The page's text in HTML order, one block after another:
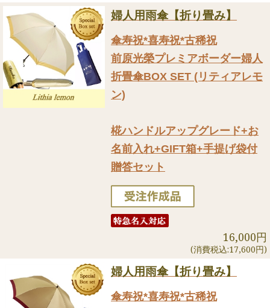
婦人用雨傘【折り畳み】
傘寿祝*喜寿祝*古稀祝
前原光榮プレミアボーダー婦人
折畳傘BOX SET (リティアレモ
ン)
椛ハンドルアップグレード+お
名前入れ+GIFT箱+手提げ袋付
贈答セット
16,000円
(消費税込:17,600円)
婦人用雨傘【折り畳み】
傘寿祝*喜寿祝*古稀祝